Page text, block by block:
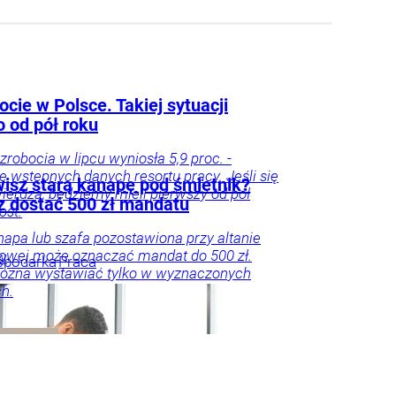
w Polsce. Takiej sytuacji
od pół roku
w lipcu wyniosła 5,9 proc. -
wstępnych danych resortu pracy. Jeśli się
będziemy mieli pierwszy od pół
Praca
starą kanapę pod śmietnik?
dostać 500 zł mandatu
lub szafa pozostawiona przy altanie
może oznaczać mandat do 500 zł.
wystawiać tylko w wyznaczonych